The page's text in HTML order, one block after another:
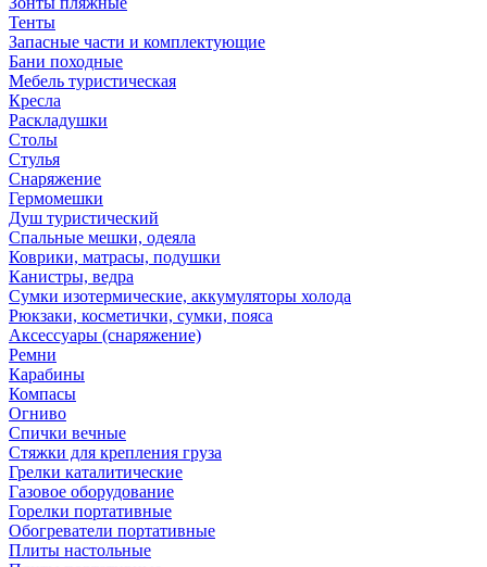
Тенты
Запасные части и комплектующие
Бани походные
Мебель туристическая
Кресла
Раскладушки
Столы
Стулья
Снаряжение
Гермомешки
Душ туристический
Спальные мешки, одеяла
Коврики, матрасы, подушки
Канистры, ведра
Сумки изотермические, аккумуляторы холода
Рюкзаки, косметички, сумки, пояса
Аксессуары (снаряжение)
Ремни
Карабины
Компасы
Огниво
Спички вечные
Стяжки для крепления груза
Грелки каталитические
Газовое оборудование
Горелки портативные
Обогреватели портативные
Плиты настольные